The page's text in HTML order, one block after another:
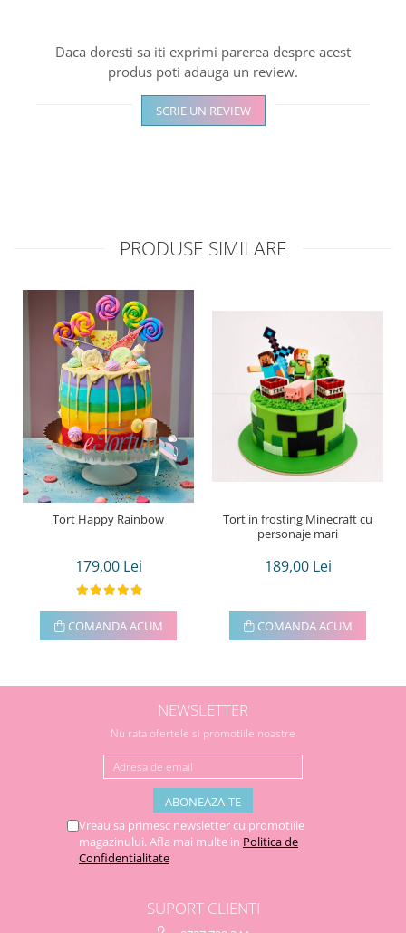
Daca doresti sa iti exprimi parerea despre acest
produs poti adauga un review.
SCRIE UN REVIEW
PRODUSE SIMILARE
Tort Happy Rainbow
179,00 Lei
COMANDA ACUM
Tort in frosting Minecraft cu
personaje mari
189,00 Lei
COMANDA ACUM
NEWSLETTER
Nu rata ofertele si promotiile noastre
Vreau sa primesc newsletter cu promotiile
magazinului. Afla mai multe in Politica de
Confidentialitate
SUPORT CLIENTI